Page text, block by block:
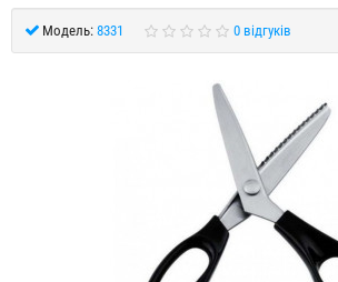
Модель: 8331 0 відгуків